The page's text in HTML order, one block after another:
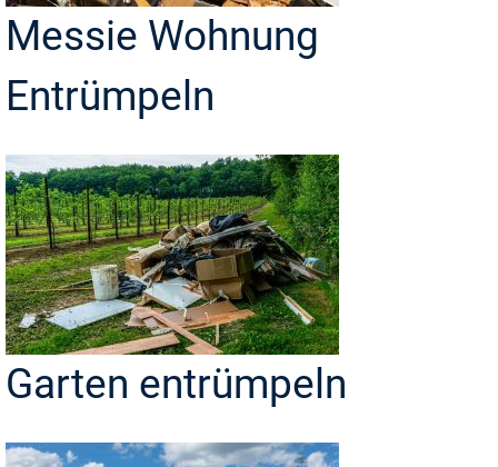
Messie Wohnung
Entrümpeln
Garten entrümpeln